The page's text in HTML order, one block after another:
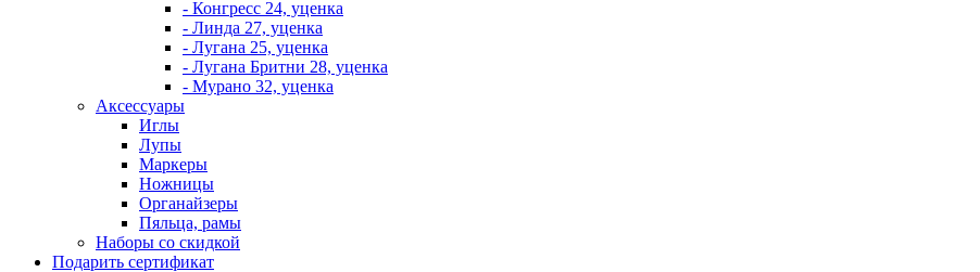
- Конгресс 24, уценка
- Линда 27, уценка
- Лугана 25, уценка
- Лугана Бритни 28, уценка
- Мурано 32, уценка
Аксессуары
Иглы
Лупы
Маркеры
Ножницы
Органайзеры
Пяльца, рамы
Наборы со скидкой
Подарить сертификат